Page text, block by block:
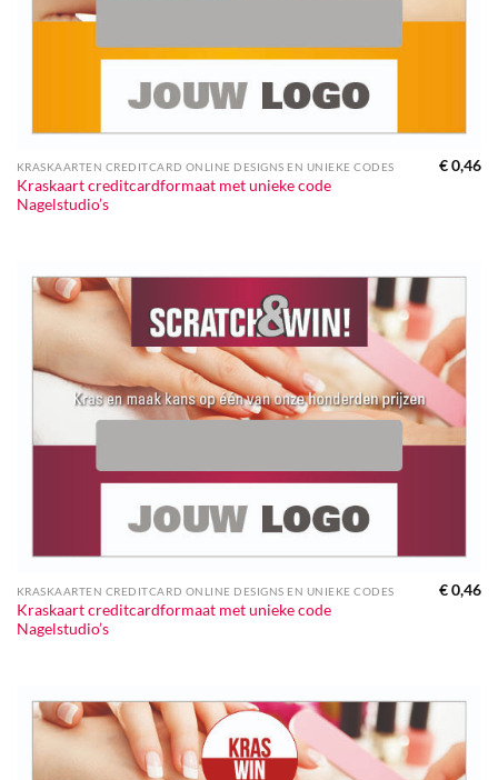
KRASKAARTEN CREDITCARD ONLINE DESIGNS EN UNIEKE CODES
Kraskaart creditcardformaat met unieke code
Nagelstudio’s
€0,46
KRASKAARTEN CREDITCARD ONLINE DESIGNS EN UNIEKE CODES
Kraskaart creditcardformaat met unieke code
Nagelstudio’s
€0,46